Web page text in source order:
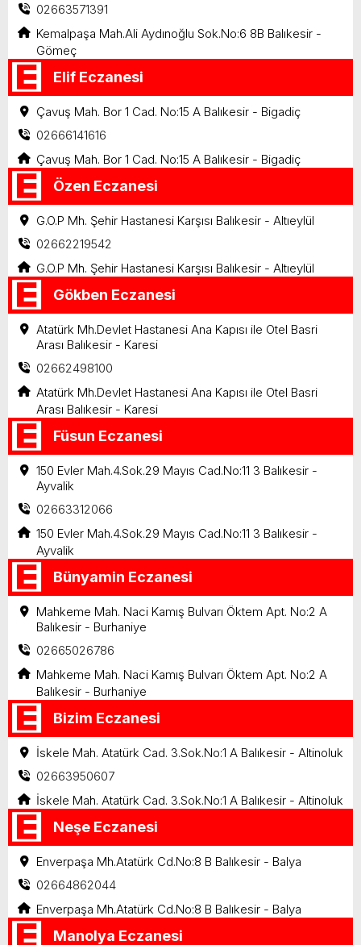
02663571391
Kemalpaşa Mah.Ali Aydınoğlu Sok.No:6 8B Balıkesir -
Gömeç
Elif Eczanesi
Çavuş Mah. Bor 1 Cad. No:15 A Balıkesir - Bigadiç
02666141616
Çavuş Mah. Bor 1 Cad. No:15 A Balıkesir - Bigadiç
Özen Eczanesi
G.O.P Mh. Şehir Hastanesi Karşısı Balıkesir - Altıeylül
02662219542
G.O.P Mh. Şehir Hastanesi Karşısı Balıkesir - Altıeylül
Gökben Eczanesi
Atatürk Mh.Devlet Hastanesi Ana Kapısı ile Otel Basri
Arası Balıkesir - Karesi
02662498100
Atatürk Mh.Devlet Hastanesi Ana Kapısı ile Otel Basri
Arası Balıkesir - Karesi
Füsun Eczanesi
150 Evler Mah.4.Sok.29 Mayıs Cad.No:11 3 Balıkesir -
Ayvalik
02663312066
150 Evler Mah.4.Sok.29 Mayıs Cad.No:11 3 Balıkesir -
Ayvalik
Bünyamin Eczanesi
Mahkeme Mah. Naci Kamış Bulvarı Öktem Apt. No:2 A
Balıkesir - Burhaniye
02665026786
Mahkeme Mah. Naci Kamış Bulvarı Öktem Apt. No:2 A
Balıkesir - Burhaniye
Bizim Eczanesi
İskele Mah. Atatürk Cad. 3.Sok.No:1 A Balıkesir - Altinoluk
02663950607
İskele Mah. Atatürk Cad. 3.Sok.No:1 A Balıkesir - Altinoluk
Neşe Eczanesi
Enverpaşa Mh.Atatürk Cd.No:8 B Balıkesir - Balya
02664862044
Enverpaşa Mh.Atatürk Cd.No:8 B Balıkesir - Balya
Manolya Eczanesi